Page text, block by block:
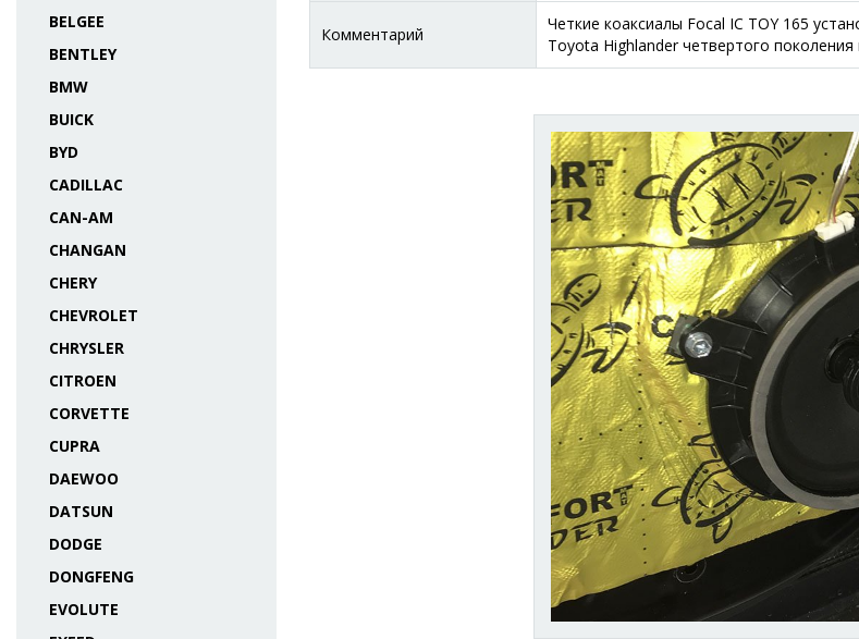
BELGEE
BENTLEY
BMW
BUICK
BYD
CADILLAC
CAN-AM
CHANGAN
CHERY
CHEVROLET
CHRYSLER
CITROEN
CORVETTE
CUPRA
DAEWOO
DATSUN
DODGE
DONGFENG
EVOLUTE
Комментарий
Четкие коаксиалы Focal IC TOY 165
Toyota Highlander четвертого